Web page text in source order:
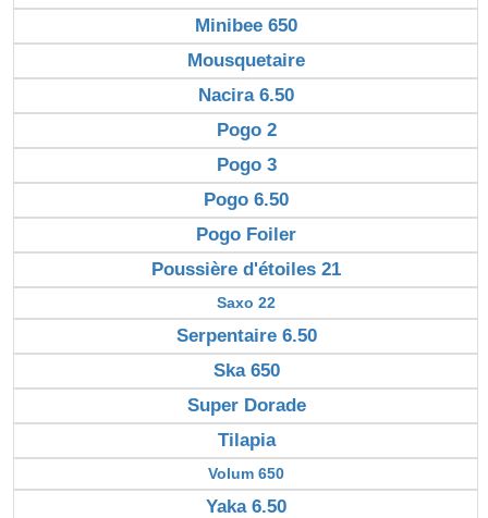
Minibee 650
Mousquetaire
Nacira 6.50
Pogo 2
Pogo 3
Pogo 6.50
Pogo Foiler
Poussière d'étoiles 21
Saxo 22
Serpentaire 6.50
Ska 650
Super Dorade
Tilapia
Volum 650
Yaka 6.50